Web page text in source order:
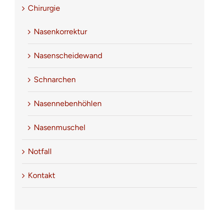
Chirurgie
Nasenkorrektur
Nasenscheidewand
Schnarchen
Nasennebenhöhlen
Nasenmuschel
Notfall
Kontakt